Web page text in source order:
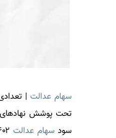
سهام عدالت | تعدادی از
تحت پوشش
سود سهام عدالت